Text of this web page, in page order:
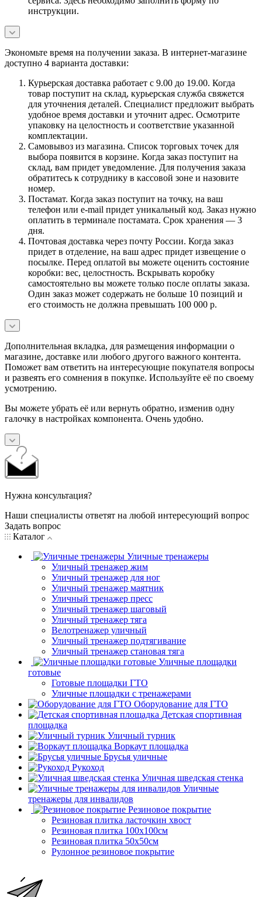
инструкции.
Экономьте время на получении заказа. В интернет-магазине
доступно 4 варианта доставки:
Курьерская доставка работает с 9.00 до 19.00. Когда
товар поступит на склад, курьерская служба свяжется
для уточнения деталей. Специалист предложит выбрать
удобное время доставки и уточнит адрес. Осмотрите
упаковку на целостность и соответствие указанной
комплектации.
Самовывоз из магазина. Список торговых точек для
выбора появится в корзине. Когда заказ поступит на
склад, вам придет уведомление. Для получения заказа
обратитесь к сотруднику в кассовой зоне и назовите
номер.
Постамат. Когда заказ поступит на точку, на ваш
телефон или e-mail придет уникальный код. Заказ нужно
оплатить в терминале постамата. Срок хранения — 3
дня.
Почтовая доставка через почту России. Когда заказ
придет в отделение, на ваш адрес придет извещение о
посылке. Перед оплатой вы можете оценить состояние
коробки: вес, целостность. Вскрывать коробку
самостоятельно вы можете только после оплаты заказа.
Один заказ может содержать не больше 10 позиций и
его стоимость не должна превышать 100 000 р.
Дополнительная вкладка, для размещения информации о
магазине, доставке или любого другого важного контента.
Поможет вам ответить на интересующие покупателя вопросы
и развеять его сомнения в покупке. Используйте её по своему
усмотрению.
Вы можете убрать её или вернуть обратно, изменив одну
галочку в настройках компонента. Очень удобно.
Нужна консультация?
Наши специалисты ответят на любой интересующий вопрос
Задать вопрос
Каталог
Уличные тренажеры
Уличный тренажер жим
Уличный тренажер для ног
Уличный тренажер маятник
Уличный тренажер пресс
Уличный тренажер шаговый
Уличный тренажер тяга
Велотренажер уличный
Уличный тренажер подтягивание
Уличный тренажер становая тяга
Уличные площадки
готовые
Готовые площадки ГТО
Уличные площадки с тренажерами
Оборудование для ГТО
Детская спортивная
площадка
Уличный турник
Воркаут площадка
Брусья уличные
Рукоход
Уличная шведская стенка
Уличные
тренажеры для инвалидов
Резиновое покрытие
Резиновая плитка ласточкин хвост
Резиновая плитка 100х100см
Резиновая плитка 50х50см
Рулонное резиновое покрытие